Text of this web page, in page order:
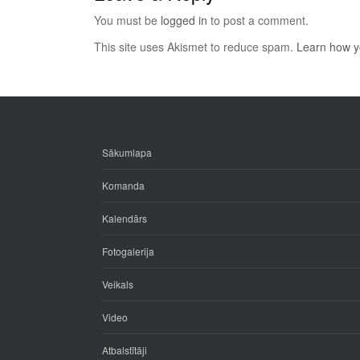
You must be logged in to post a comment.
This site uses Akismet to reduce spam. Learn how
Sākumlapa
Komanda
Kalendārs
Fotogalerija
Veikals
Video
Atbalstītāji